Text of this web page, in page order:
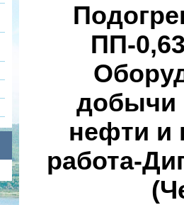
ПП-
добычи
нефти и
работа-